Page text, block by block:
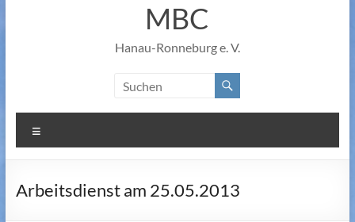
MBC
Hanau-Ronneburg e. V.
Arbeitsdienst am 25.05.2013